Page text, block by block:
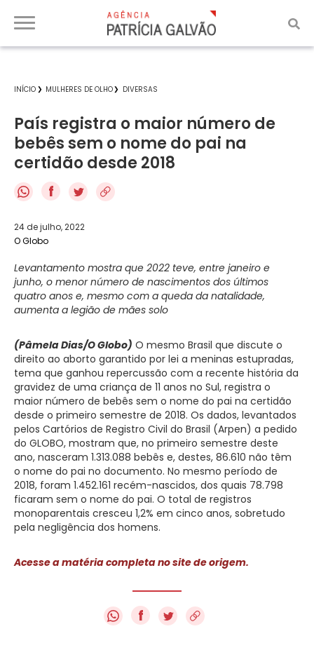
INÍCIO MULHERES DE OLHO DIVERSAS
País registra o maior número de
bebês sem o nome do pai na
certidão desde 2018
f
24 de julho, 2022
O Globo
Levantamento mostra que 2022 teve, entre janeiro e
junho, o menor número de nascimentos dos últimos
quatro anos e, mesmo com a queda da natalidade,
aumenta a legião de mães solo
(Pâmela Dias/O Globo) O mesmo Brasil que discute o
direito ao aborto garantido por lei a meninas estupradas,
tema que ganhou repercussão com a recente história da
gravidez de uma criança de 11 anos no Sul, registra o
maior número de bebês sem o nome do pai na certidão
desde o primeiro semestre de 2018. Os dados, levantados
pelos Cartórios de Registro Civil do Brasil (Arpen) a pedido
do GLOBO, mostram que, no primeiro semestre deste
ano, nasceram 1.313.088 bebês e, destes, 86.610 não têm
o nome do pai no documento. No mesmo período de
2018, foram 1.452.161 recém-nascidos, dos quais 78.798
ficaram sem o nome do pai. O total de registros
monoparentais cresceu 1,2% em cinco anos, sobretudo
pela negligência dos homens.
Acesse a matéria completa no site de origem.
f